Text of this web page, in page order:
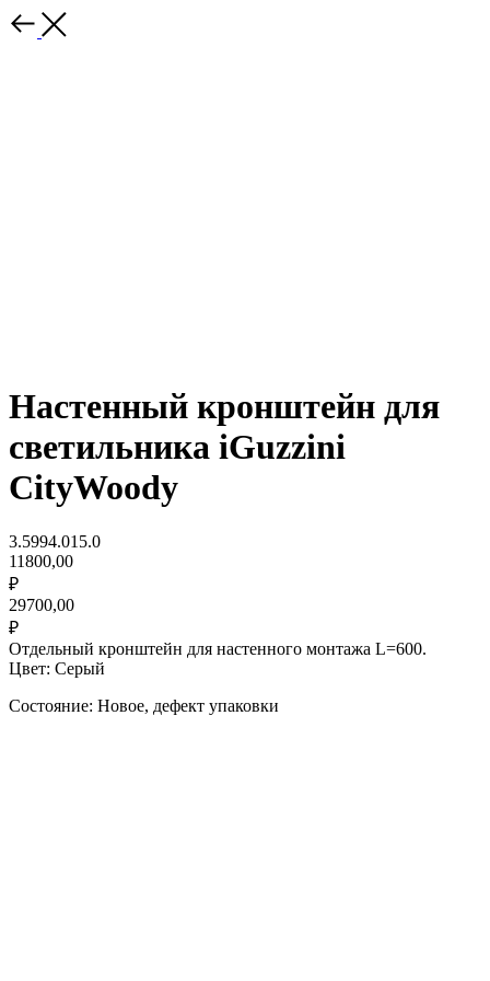
Настенный кронштейн для
светильника iGuzzini
CityWoody
3.5994.015.0
11800,00
₽
29700,00
₽
Отдельный кронштейн для настенного монтажа L=600.
Цвет: Серый
Состояние: Новое, дефект упаковки